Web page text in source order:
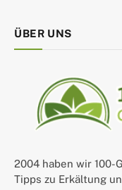
ÜBER UNS
2004 haben wir
Tipps zu Erkältung